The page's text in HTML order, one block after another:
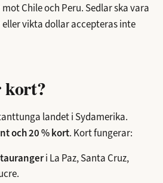
Chile och Peru. Sedlar ska vara
vikta dollar accepteras inte
kort?
landet i Sydamerika.
och 20 % kort. Kort fungerar:
i La Paz, Santa Cruz,